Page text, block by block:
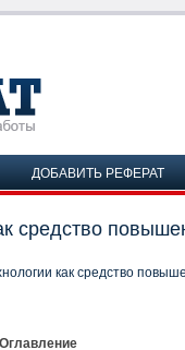
ДОБАВИТЬ РЕФЕРАТ
средство
как средство
Оглавление